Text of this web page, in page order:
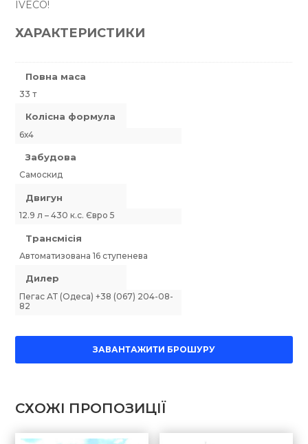
IVECO!
ХАРАКТЕРИСТИКИ
Повна маса
33 т
Колісна формула
6х4
Забудова
Самоскид
Двигун
12.9 л – 430 к.с. Євро 5
Трансмісія
Автоматизована 16 ступенева
Дилер
Пегас АТ (Одеса) +38 (067) 204-08-
82
ЗАВАНТАЖИТИ БРОШУРУ
СХОЖІ ПРОПОЗИЦІЇ